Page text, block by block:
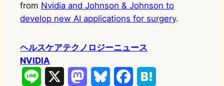
from Nvidia and Johnson & Johnson to
develop new AI applications for surgery.
ヘルスケアテクノロジーニュース
NVIDIA